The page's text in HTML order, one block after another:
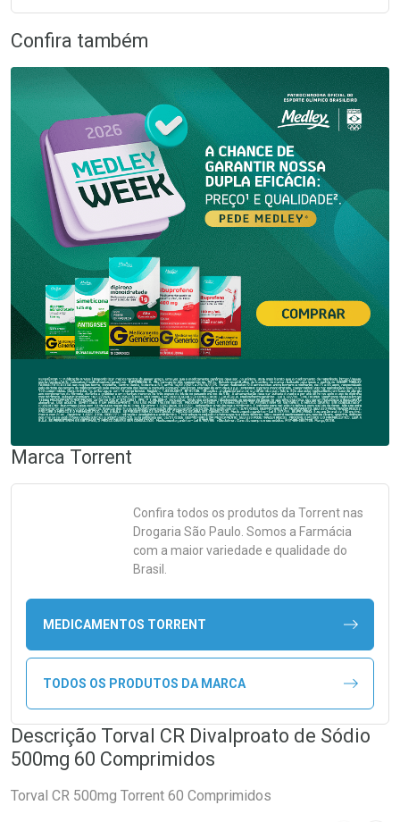
Confira também
Marca Torrent
Confira todos os produtos da Torrentnas
Drogaria São Paulo. Somos a Farmácia
com a maior variedade e qualidade do
Brasil.
MEDICAMENTOS TORRENT
TODOS OS PRODUTOS DA MARCA
Descrição Torval CR Divalproato de Sódio
500mg 60 Comprimidos
Torval CR 500mg Torrent 60 Comprimidos